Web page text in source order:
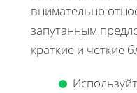
внимательно
запутанным
краткие и четкие